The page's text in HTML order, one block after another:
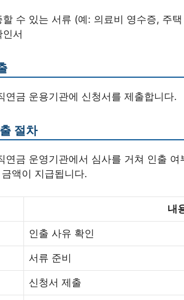
할 수 있는 서류 (예: 의료비 영수증, 주
서
연금 운용기관에 신청서를 제출합니다.
절차
연금 운영기관에서 심사를 거쳐 인출
액이 지급됩니다.
내
인출 사유 확인
서류 준비
신청서 제출